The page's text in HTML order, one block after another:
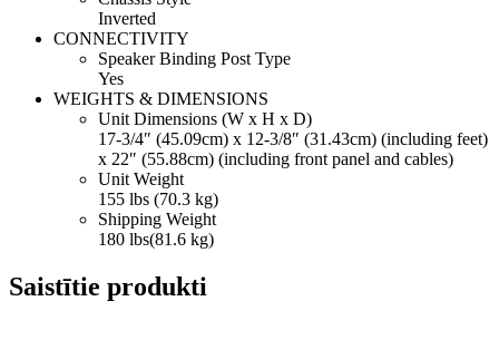
Inverted
CONNECTIVITY
Speaker Binding Post Type
Yes
WEIGHTS & DIMENSIONS
Unit Dimensions (W x H x D)
17-3/4″ (45.09cm) x 12-3/8″ (31.43cm) (including feet)
x 22″ (55.88cm) (including front panel and cables)
Unit Weight
155 lbs (70.3 kg)
Shipping Weight
180 lbs(81.6 kg)
Saistītie produkti